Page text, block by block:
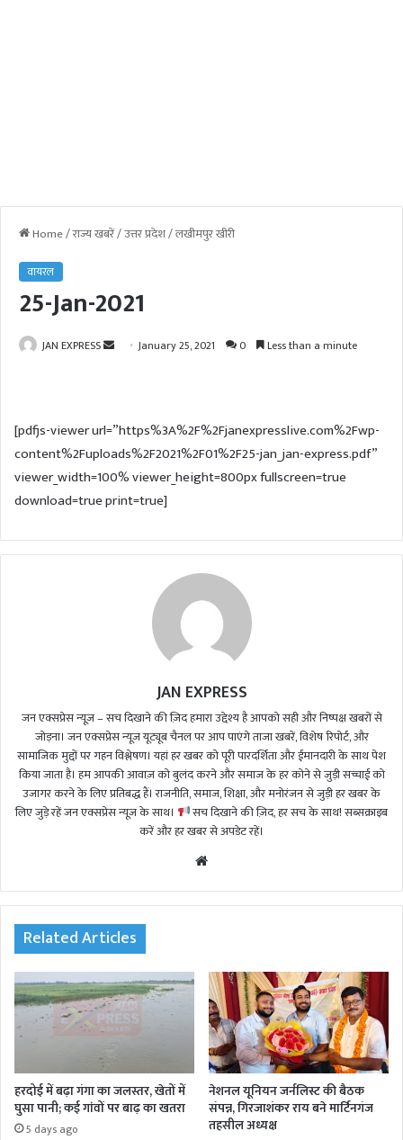
Home/राज्य खबरें/उत्तर प्रदेश/लखीमपुर खीरी
वायरल
25-Jan-2021
JAN EXPRESS
a
n
e
m
i
January 25, 2021 0 Less than a minute
[pdfjs-viewer url=”https%3A%2F%2Fjanexpresslive.com%2Fwp-
content%2Fuploads%2F2021%2F01%2F25-jan_jan-express.pdf”
viewer_width=100% viewer_height=800px fullscreen=true
download=true print=true]
JAN EXPRESS
जन एक्सप्रेस न्यूज़ – सच दिखाने की ज़िद हमारा उद्देश्य है आपको सही और निष्पक्ष खबरों से
जोड़ना। जन एक्सप्रेस न्यूज़ यूट्यूब चैनल पर आप पाएंगे ताजा खबरें, विशेष रिपोर्ट, और
सामाजिक मुद्दों पर गहन विश्लेषण। यहां हर खबर को पूरी पारदर्शिता और ईमानदारी के साथ पेश
किया जाता है। हम आपकी आवाज़ को बुलंद करने और समाज के हर कोने से जुड़ी सच्चाई को
उजागर करने के लिए प्रतिबद्ध हैं। राजनीति, समाज, शिक्षा, और मनोरंजन से जुड़ी हर खबर के
लिए जुड़े रहें जन एक्सप्रेस न्यूज़ के साथ।
सच दिखाने की ज़िद, हर सच के साथ! सब्सक्राइब
करें और हर खबर से अपडेट रहें।
te
Related Articles
हरदोई में बढ़ा गंगा का जलस्तर, खेतों में
घुसा पानी; कई गांवों पर बाढ़ का खतरा
5 days ago
नेशनल यूनियन जर्नलिस्ट की बैठक
संपन्न, गिरजाशंकर राय बने मार्टिनगंज
तहसील अध्यक्ष